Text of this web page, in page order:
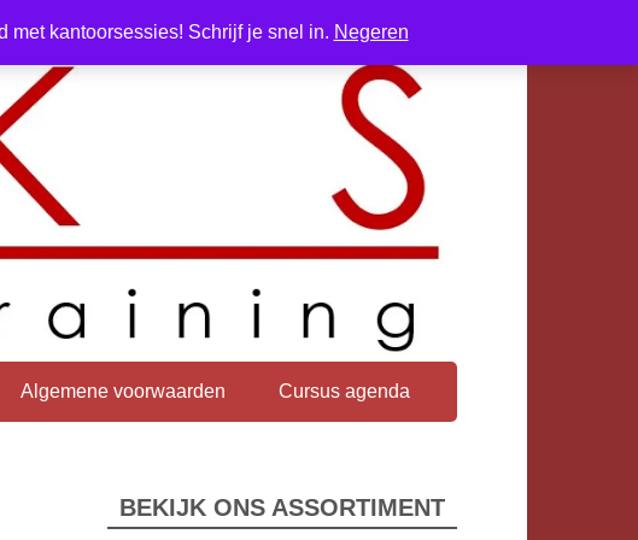
met kantoorsessies! Schrijf je snel in. Negeren
Algemene voorwaarden Cursus agenda
BEKIJK ONS ASSORTIMENT